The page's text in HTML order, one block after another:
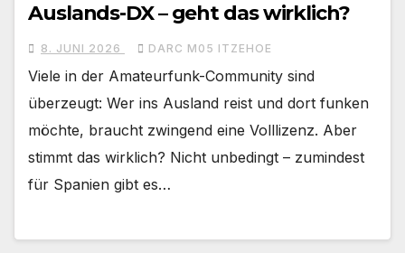
Auslands-DX – geht das wirklich?
8. JUNI 2026 DARC M05 ITZEHOE
Viele in der Amateurfunk-Community sind
überzeugt: Wer ins Ausland reist und dort funken
möchte, braucht zwingend eine Volllizenz. Aber
stimmt das wirklich? Nicht unbedingt – zumindest
für Spanien gibt es…